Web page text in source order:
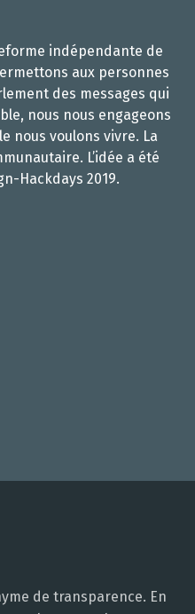
indépendante de
aux personnes
des messages qui
nous nous engageons
nous voulons vivre. La
L’idée a été
Hackdays 2019.
de transparence. En